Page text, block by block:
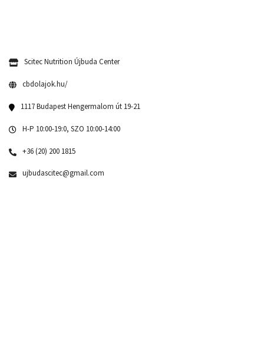
Scitec Nutrition Újbuda Center
cbdolajok.hu/
1117 Budapest Hengermalom út 19-21
H-P 10:00-19:0, SZO 10:00-14:00
+36 (20) 200 1815
ujbudascitec@gmail.com